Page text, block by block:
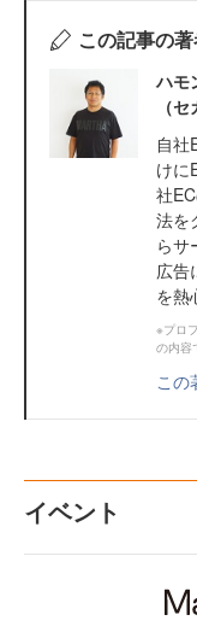
この記事の
ハ
（
自社
けに
社
法を
らサ
広告
を熱
※プロ
の内容
この
イベント